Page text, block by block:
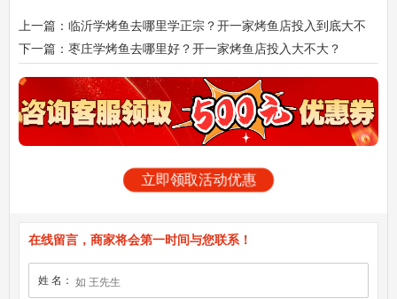
上一篇：临沂学烤鱼去哪里学正宗？开一家烤鱼店投入到底大不
大
下一篇：枣庄学烤鱼去哪里好？开一家烤鱼店投入大不大？
立即领取活动优惠
在线留言，商家将会第一时间与您联系！
姓 名：